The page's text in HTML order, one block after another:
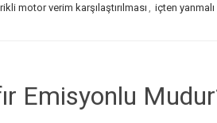
motor verim karşılaştırılması
içten
Emisyonlu